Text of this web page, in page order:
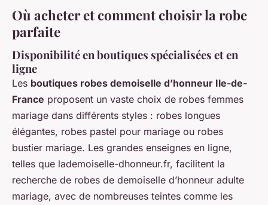
Où acheter et comment choisir la robe
parfaite
Disponibilité en boutiques spécialisées et en
ligne
Les boutiques robes demoiselle d’honneur Ile-de-
France proposent un vaste choix de robes femmes
mariage dans différents styles : robes longues
élégantes, robes pastel pour mariage ou robes
bustier mariage. Les grandes enseignes en ligne,
telles que lademoiselle-dhonneur.fr, facilitent la
recherche de robes de demoiselle d’honneur adulte
mariage, avec de nombreuses teintes comme les